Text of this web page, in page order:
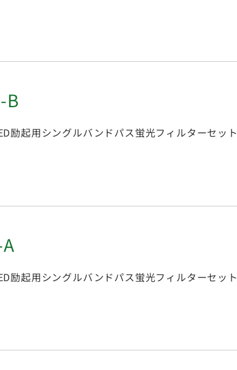
B
励起用シングルバンドパス蛍光フィルターセット
励起用シングルバンドパス蛍光フィルターセット